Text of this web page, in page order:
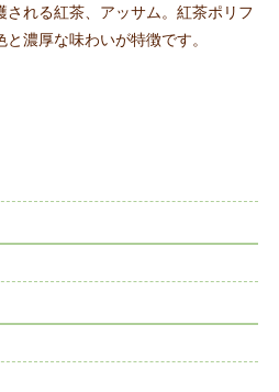
される紅茶、アッサム。紅茶ポリフ
濃厚な味わいが特徴です。